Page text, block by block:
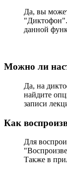
Да, вы
"Диктофон".
данной
Можно ли
Да, на
найдите
записи
Как
Для
Также в